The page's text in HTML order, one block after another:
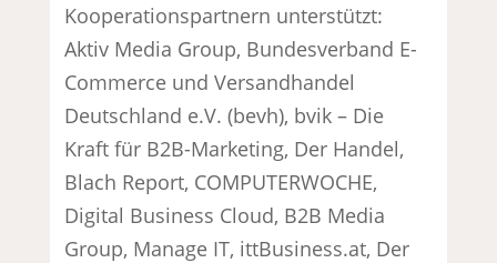
Kooperationspartnern unterstützt:
Aktiv Media Group, Bundesverband E-
Commerce und Versandhandel
Deutschland e.V. (bevh), bvik – Die
Kraft für B2B-Marketing, Der Handel,
Blach Report, COMPUTERWOCHE,
Digital Business Cloud, B2B Media
Group, Manage IT, ittBusiness.at, Der